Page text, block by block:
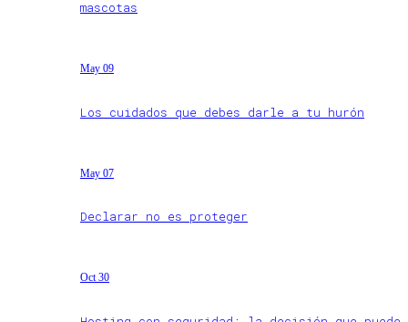
mascotas
May 09
Los cuidados que debes darle a tu hurón
May 07
Declarar no es proteger
Oct 30